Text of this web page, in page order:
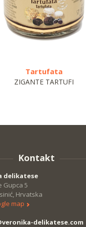
Tartufata
ZIGANTE TARTUFI
Kontakt
delikatese
Gupca 5
Hrvatska
map
delikatese.com